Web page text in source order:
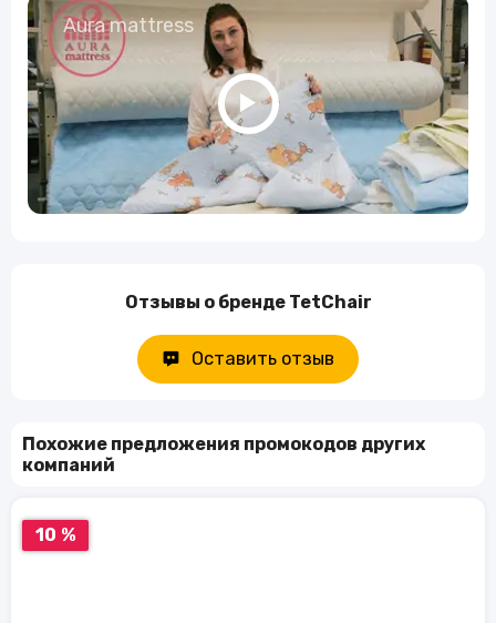
Aura mattress
Отзывы о бренде TetChair
Оставить отзыв
Похожие предложения промокодов других
компаний
10 %